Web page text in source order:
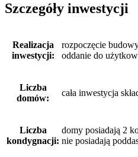
Szczegóły inwestycji
Realizacja
inwestycji:
rozpoczęcie
oddanie do
Liczba
domów:
cała inwestycja
Liczba
kondygnacji:
domy posiadają 2
nie posiadają